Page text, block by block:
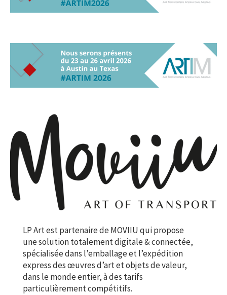
LP Art est partenaire de MOVIIU qui propose
une solution totalement digitale & connectée,
spécialisée dans l’emballage et l’expédition
express des œuvres d’art et objets de valeur,
dans le monde entier, à des tarifs
particulièrement compétitifs.